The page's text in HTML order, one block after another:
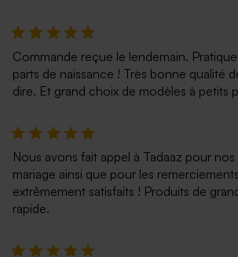
Commande reçue le lendemain.
parts de naissance ! Très bonne qualité
dire. Et grand choix de modèles à petits
Nous avons fait appel à Tadaaz pour
mariage ainsi que pour les
extrêmement satisfaits ! Produits de
rapide.